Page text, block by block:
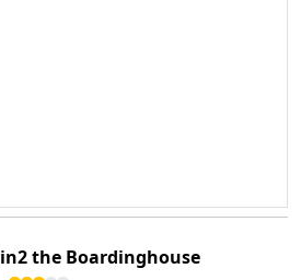
in2 the Boardinghouse